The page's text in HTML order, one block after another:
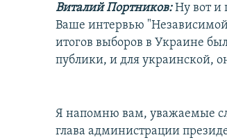
Виталий Портников:Ну вот и
Ваше интервью
итогов выборов в Украине
публики, и для украинской,
Я напомню вам, уважаемые
глава администрации